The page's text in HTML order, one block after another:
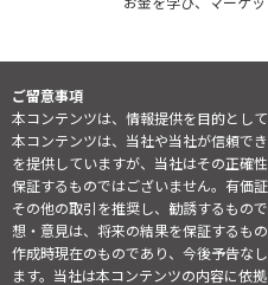
ご留意事項
本コンテンツは、情報提供を目的として
本コンテンツは、当社や当社が信頼で
を提供していますが、当社はその正確
保証するものではございません。有価
その他の取引を推奨し、勧誘するもの
想・意見は、将来の結果を保証するも
作成時現在のものであり、今後予告な
ます。当社は本コンテンツの内容に依